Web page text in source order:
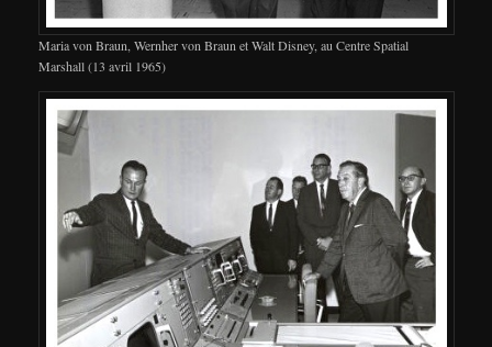
Maria von Braun, Wernher von Braun et Walt Disney, au Centre Spatial
Marshall (13 avril 1965)